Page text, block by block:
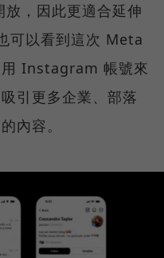
，因此更適合延伸
可以看到這次 Meta
用 Instagram 帳號來
引更多企業、部落
內容。